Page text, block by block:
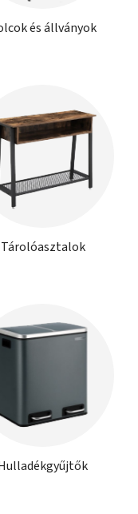
és állványok
Tárolóasztalok